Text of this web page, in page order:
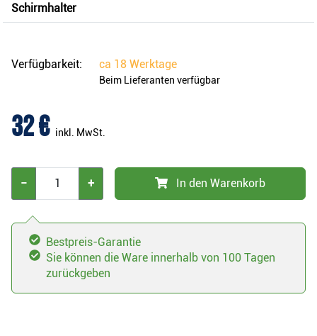
Schirmhalter
Verfügbarkeit: ca 18 Werktage
Beim Lieferanten verfügbar
32 € inkl. MwSt.
− + In den Warenkorb
Bestpreis-Garantie
Sie können die Ware innerhalb von 100 Tagen
zurückgeben